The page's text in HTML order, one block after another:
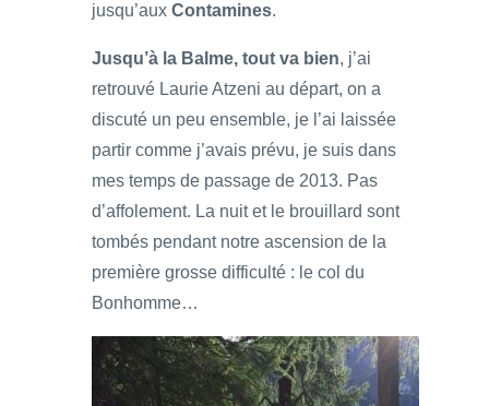
jusqu’aux Contamines.
Jusqu’à la Balme, tout va bien, j’ai
retrouvé Laurie Atzeni au départ, on a
discuté un peu ensemble, je l’ai laissée
partir comme j’avais prévu, je suis dans
mes temps de passage de 2013. Pas
d’affolement. La nuit et le brouillard sont
tombés pendant notre ascension de la
première grosse difficulté : le col du
Bonhomme…